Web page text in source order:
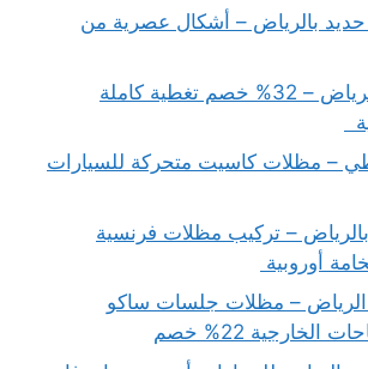
بالرياض – أشكال عصرية من
سواتر ممرات الرياض – 32% خصم تغطية كاملة
– مظلات كاسيت متحركة للسيارات
– تركيب مظلات فرنسية
أوروبية
– مظلات جلسات ساكو
22% خصم